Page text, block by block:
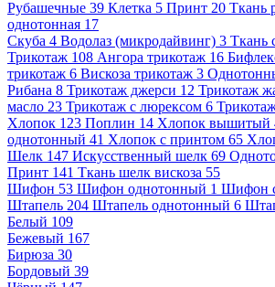
Рубашечные 39 Клетка 5 Принт 20 Ткань
однотонная 17
Скуба 4 Водолаз (микродайвинг) 3 Ткань
Трикотаж 108 Ангора трикотаж 16
трикотаж 6 Вискоза трикотаж 3
Рибана 8 Трикотаж джерси 12 Трикотаж
масло 23 Трикотаж с люрексом 6
Хлопок 123 Поплин 14 Хлопок вышитый
однотонный 41 Хлопок с принтом 65
Шелк 147 Искусственный шелк 69
Принт 141 Ткань шелк вискоза 55
Шифон 53 Шифон однотонный 1 Шифон
Штапель 204 Штапель однотонный 6
Белый 109
Бежевый 167
Бирюза 30
Бордовый 39